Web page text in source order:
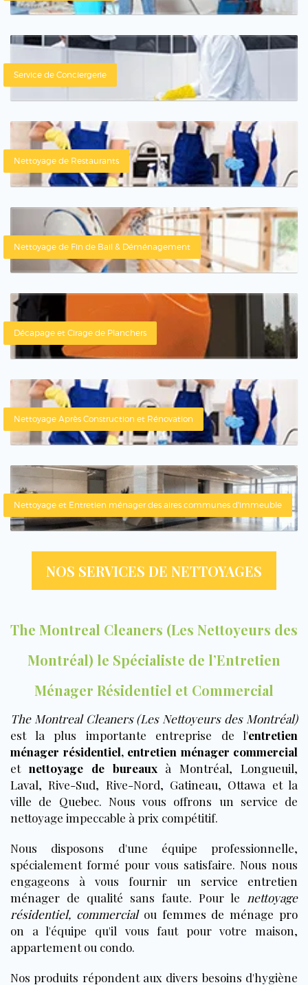
Service de Conciergerie
Nettoyage de Restaurants
Nettoyage de Fin de Bail & Déménagement
Décapage et Cirage de Planchers
Nettoyage Après Construction et Rénovation
Nettoyage et Entretien ménager des aires communes d'immeuble
NOS SERVICES DE NETTOYAGES
The Montreal Cleaners (Les Nettoyeurs des
Montréal) le Spécialiste de l’Entretien
Ménager Résidentiel et Commercial
The Montreal Cleaners (Les Nettoyeurs des Montréal)
est la plus importante entreprise de l'entretien
ménager résidentiel, entretien ménager commercial
et nettoyage de bureauxàMontréal,Longueuil,
Laval, Rive-Sud, Rive-Nord, Gatineau, Ottawa et la
ville de Quebec. Nous vous offrons un service de
nettoyage impeccable à prix compétitif.
Nous disposons d'une équipe professionnelle,
spécialement formé pour vous satisfaire. Nous nous
engageons à vous fournir un service entretien
ménager de qualité sans faute. Pour le nettoyage
résidentiel, commercialou femmes de ménage pro
on a l'équipe qu'il vous faut pour votre maison,
appartement ou condo.
Nos produits répondent aux divers besoins d'hygiène